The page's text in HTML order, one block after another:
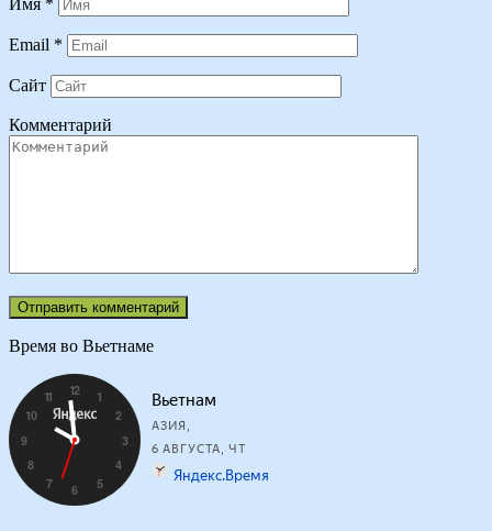
Email *
Сайт
Комментарий
Время во Вьетнаме